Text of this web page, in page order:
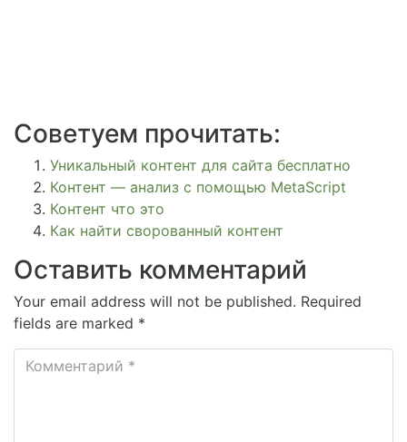
Советуем прочитать:
Уникальный контент для сайта бесплатно
Контент — анализ с помощью MetaScript
Контент что это
Как найти сворованный контент
Оставить комментарий
Your email address will not be published. Required
fields are marked *